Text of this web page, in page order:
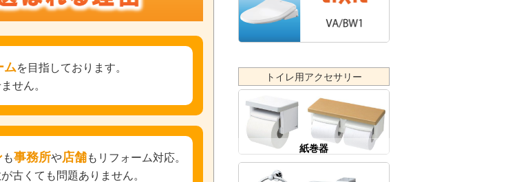
ムを目指しております。
せん。
も事務所や店舗もリフォーム対応。
古くても問題ありません。
トイレ用アクセサリー
紙巻器